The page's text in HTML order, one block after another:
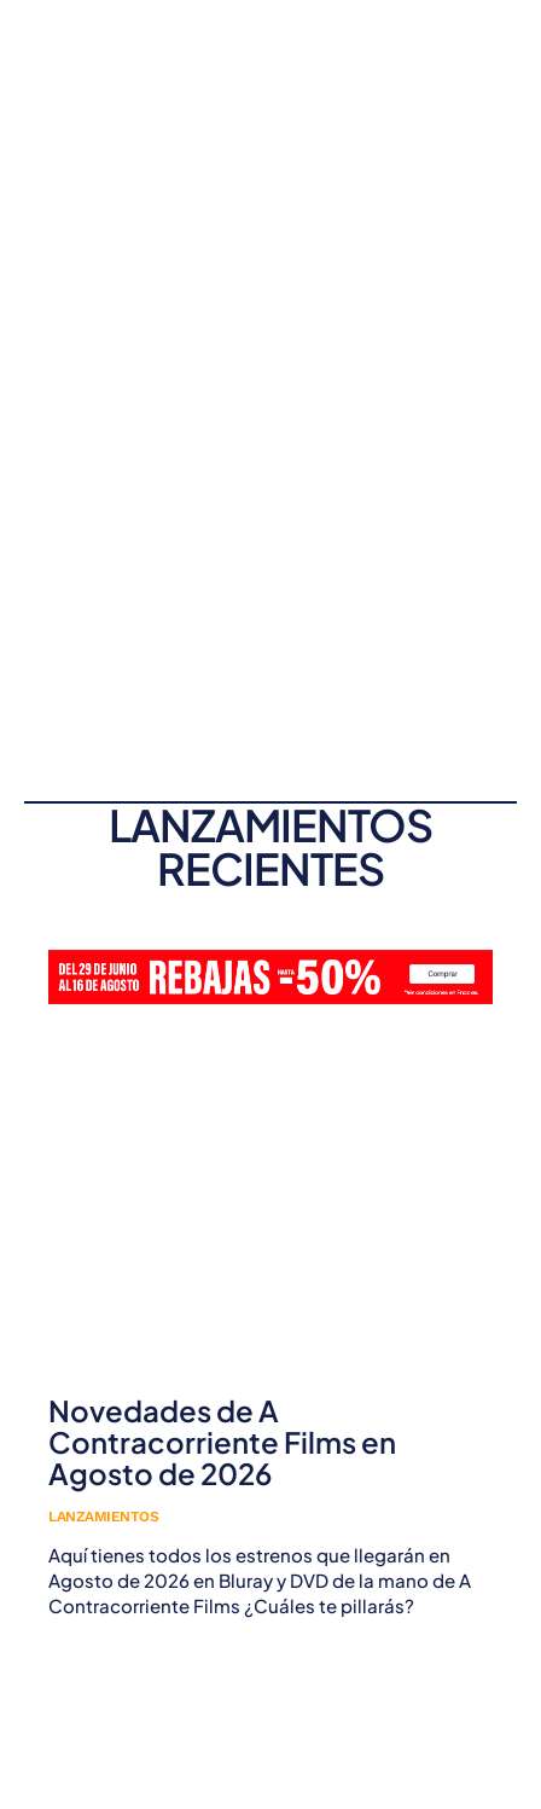
LANZAMIENTOS
RECIENTES
Novedades de A
Contracorriente Films en
Agosto de 2026
LANZAMIENTOS
Aquí tienes todos los estrenos que llegarán en
Agosto de 2026 en Bluray y DVD de la mano de A
Contracorriente Films ¿Cuáles te pillarás?